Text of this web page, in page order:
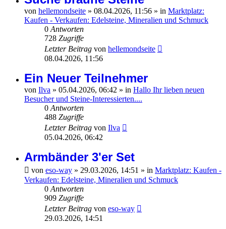
von hellemondseite » 08.04.2026, 11:56 » in Marktplatz:
Kaufen - Verkaufen: Edelsteine, Mineralien und Schmuck
0 Antworten
728 Zugriffe
Letzter Beitrag von hellemondseite
08.04.2026, 11:56
Ein Neuer Teilnehmer
von Ilva » 05.04.2026, 06:42 » in Hallo Ihr lieben neuen
Besucher und Steine-Interessierten....
0 Antworten
488 Zugriffe
Letzter Beitrag von Ilva
05.04.2026, 06:42
Armbänder 3'er Set
von eso-way » 29.03.2026, 14:51 » in Marktplatz: Kaufen -
Verkaufen: Edelsteine, Mineralien und Schmuck
0 Antworten
909 Zugriffe
Letzter Beitrag von eso-way
29.03.2026, 14:51